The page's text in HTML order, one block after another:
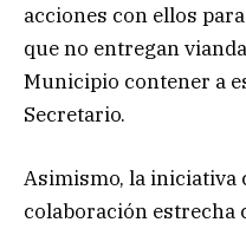
acciones con ellos
que no entregan
Municipio contener a
Secretario.
Asimismo, la iniciativa
colaboración estrecha